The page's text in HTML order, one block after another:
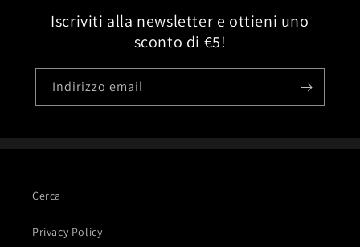
Iscriviti alla newsletter e ottieni uno
sconto di €5!
Indirizzo email
Cerca
Privacy Policy